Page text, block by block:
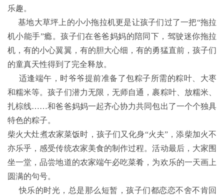
乐趣。
基地大草坪上的小小拖拉机更是让孩子们过了一把“拖拉
机小能手”瘾。孩子们在爸爸妈妈的陪同下，驾驶迷你拖拉
机，有的小心翼翼，有的胆大心细，有的勇猛直前，孩子们
的童真天性得到了完全释放。
适逢端午，时爷爷提前准备了包粽子所需的粽叶、大枣
和糯米等。孩子们潜力无限，无师自通，裹粽叶、放糯米、
扎棕线……和爸爸妈妈一起齐心协力共同包出了一个个独具
特色的粽子。
柴火大灶煮农家菜饭时，孩子们又化身“火夫”，添柴加火不
亦乐乎，感受传统农家美食的制作过程。活动最后，大家围
坐一堂，品尝地道的农家端午必吃菜肴，为欢乐的一天画上
圆满的句号。
快乐的时光，总是那么短暂，孩子们都恋恋不舍不肯回